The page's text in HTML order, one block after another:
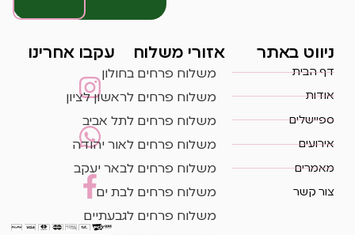
ניווט באתר
דף הבית
אודות
ספיישלים
אירועים
מאמרים
צור קשר
אזורי משלוח
משלוח פרחים בחולון
משלוח פרחים לראשון לציון
משלוח פרחים לתל אביב
משלוח פרחים לאור יהודה
משלוח פרחים לבאר יעקב
משלוח פרחים לבת ים
משלוח פרחים לגבעתיים
עקבו אחרינו